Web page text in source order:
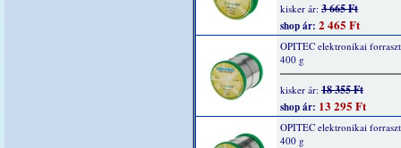
kisker ár: 3 665 Ft
shop ár: 2 465 Ft
OPITEC elektronikai
400 g
kisker ár: 18 355 Ft
shop ár: 13 295 Ft
OPITEC elektronikai
400 g